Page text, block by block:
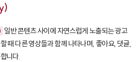
일반 콘텐츠 사이에 자연스럽게 노출되는 광고
때 다른 영상들과 함께 나타나며, 좋아요, 댓글,
니다.